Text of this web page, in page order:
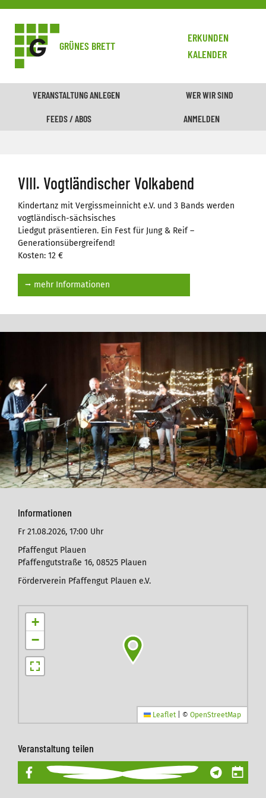
GRÜNES BRETT
ERKUNDEN
KALENDER
VERANSTALTUNG ANLEGEN WER WIR SIND
FEEDS / ABOS ANMELDEN
Informationen
Fr 21.08.2026, 17:00 Uhr
Pfaffengut Plauen
Pfaffengutstraße 16, 08525 Plauen
Förderverein Pfaffengut Plauen e.V.
+
−
Leaflet © OpenStreetMap
Veranstaltung teilen
VIII. Vogtländischer Volkabend
Kindertanz mit Vergissmeinnicht e.V. und 3 Bands werden
vogtländisch-sächsisches
Liedgut präsentieren. Ein Fest für Jung & Reif –
Generationsübergreifend!
Kosten: 12 €
⭢ mehr Informationen